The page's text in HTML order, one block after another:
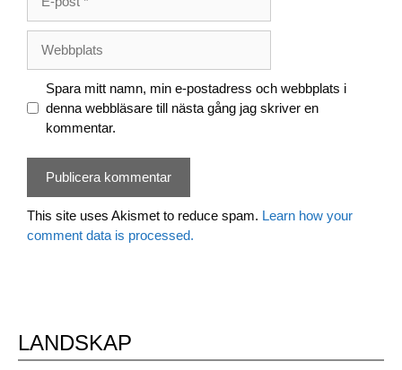
post
Spara mitt namn, min e-postadress och webbplats i
denna webbläsare till nästa gång jag skriver en
kommentar.
This site uses Akismet to reduce spam. Learn how your
comment data is processed.
LANDSKAP